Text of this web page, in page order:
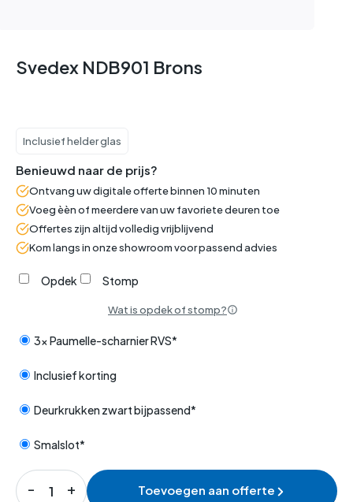
Svedex NDB901 Brons
Inclusief helder glas
Benieuwd naar de prijs?
Ontvang uw digitale offerte binnen 10 minuten
Voeg èèn of meerdere van uw favoriete deuren toe
Offertes zijn altijd volledig vrijblijvend
Kom langs in onze showroom voor passend advies
Opdek Stomp
Wat is opdek of stomp?
3x Paumelle-scharnier RVS*
Inclusief korting
Deurkrukken zwart bijpassend*
Smalslot*
Toevoegen aan offerte